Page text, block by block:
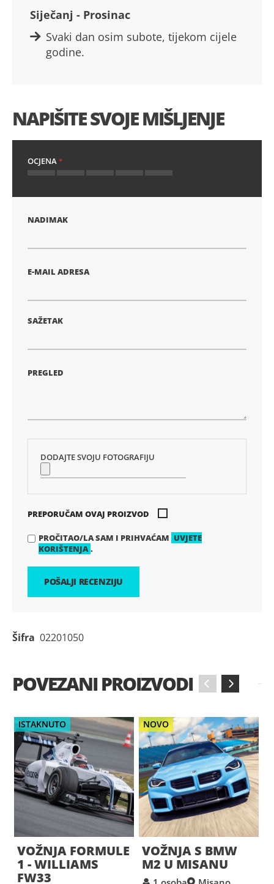
Siječanj - Prosinac
Svaki dan osim subote, tijekom cijele
godine.
NAPIŠITE SVOJE MIŠLJENJE
OCJENA
zvijezda
zvijezde
zvijezde
zvijezde
zvijezde
NADIMAK
E-MAIL ADRESA
SAŽETAK
PREGLED
DODAJTE SVOJU FOTOGRAFIJU
PREPORUČAM OVAJ PROIZVOD
PROČITAO/LA SAM I PRIHVAĆAM UVJETE
KORIŠTENJA .
POŠALJI RECENZIJU
Šifra 02201050
POVEZANI PROIZVODI ‹ ›
ISTAKNUTO
VOŽNJA FORMULE
1 - WILLIAMS
FW33
NOVO
VOŽNJA S BMW
M2 U MISANU